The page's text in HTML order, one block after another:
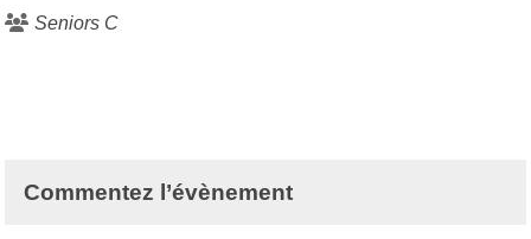
Seniors C
Commentez l’évènement